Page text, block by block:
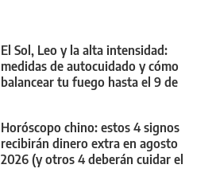
El Sol, Leo y la alta intensidad:
medidas de autocuidado y cómo
balancear tu fuego hasta el 9 de
Horóscopo chino: estos 4 signos
recibirán dinero extra en agosto
2026 (y otros 4 deberán cuidar el